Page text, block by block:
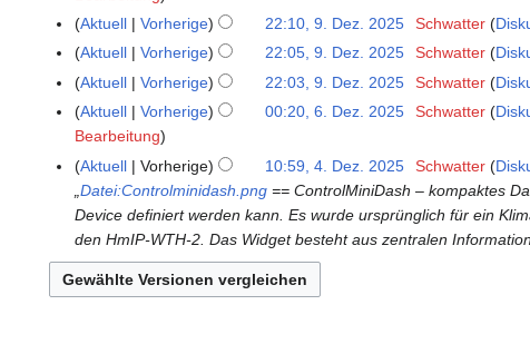
a
b
e
i
t
u
n
g
s
z
u
e
a
b
e
i
t
u
n
g
s
a
2
B
e
a
b
i
t
u
n
s
e
B
e
a
r
e
i
n
g
n
e
B
e
a
r
b
e
u
9
m
2
0
Aktuell Vorherige 22:10, 9. Dez. 2025 Schwatter
K
i
n
e
B
e
a
r
b
Aktuell Vorherige 22:05, 9. Dez. 2025 Schwatter
K
i
e
B
e
a
b
Aktuell Vorherige 22:03, 9. Dez. 2025 Schwatter
K
e
n
e
a
r
6
D
m
Aktuell Vorherige 00:20, 6. Dez. 2025 Schwatter
Bearbeitung
4
z
Aktuell Vorherige 10:59, 4. Dez. 2025 Schwatter
„Datei:Controlminidash.png == ControlMiniDash – kompaktes
Device definiert werden kann. Es wurde ursprünglich für ein
den HmIP-WTH-2. Das Widget besteht aus zentralen